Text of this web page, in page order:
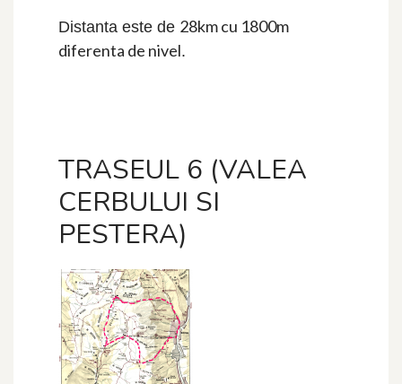
Distanta este de 28km cu 1800m
diferenta de nivel.
TRASEUL 6 (VALEA
CERBULUI SI
PESTERA)